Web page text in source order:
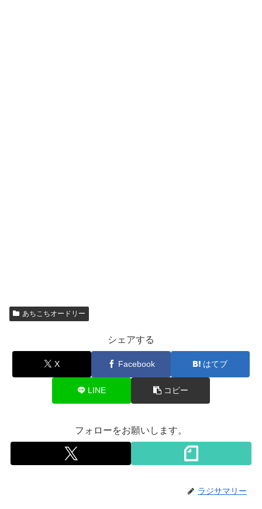
あちこちオードリー
シェアする
X Facebook はてブ
LINE コピー
フォローをお願いします。
ラジサマリー